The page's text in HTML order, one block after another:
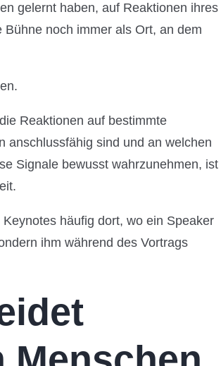
gelernt haben, auf Reaktionen ihres
noch immer als Ort, an dem
Reaktionen auf bestimmte
anschlussfähig sind und an welchen
Signale bewusst wahrzunehmen, ist
häufig dort, wo ein Speaker
ihm während des Vortrags